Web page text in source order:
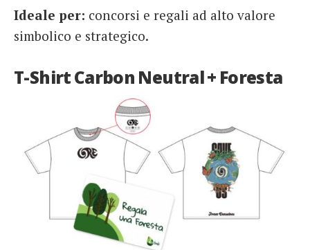
Ideale per: concorsi e regali ad alto valore
simbolico e strategico.
T-Shirt Carbon Neutral + Foresta